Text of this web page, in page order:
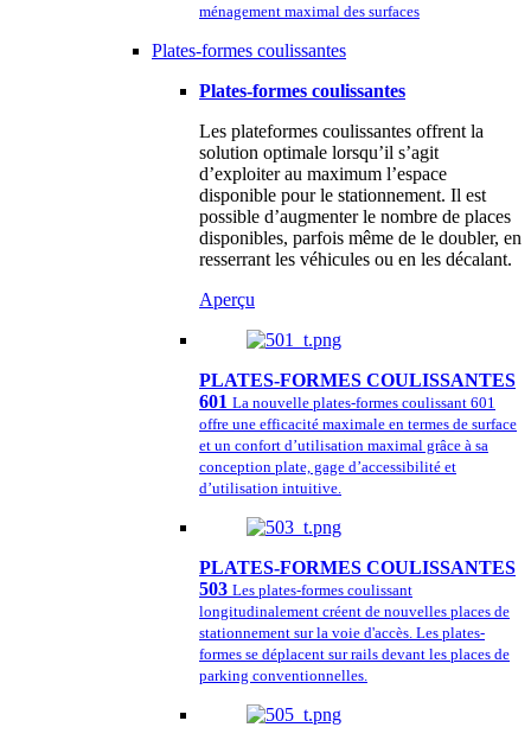
ménagement maximal des surfaces
Plates-formes coulissantes
Plates-formes coulissantes
Les plateformes coulissantes offrent la
solution optimale lorsqu’il s’agit
d’exploiter au maximum l’espace
disponible pour le stationnement. Il est
possible d’augmenter le nombre de places
disponibles, parfois même de le doubler, en
resserrant les véhicules ou en les décalant.
Aperçu
PLATES-FORMES COULISSANTES
601 La nouvelle plates-formes coulissant 601
offre une efficacité maximale en termes de surface
et un confort d’utilisation maximal grâce à sa
conception plate, gage d’accessibilité et
d’utilisation intuitive.
PLATES-FORMES COULISSANTES
503 Les plates-formes coulissant
longitudinalement créent de nouvelles places de
stationnement sur la voie d'accès. Les plates-
formes se déplacent sur rails devant les places de
parking conventionnelles.